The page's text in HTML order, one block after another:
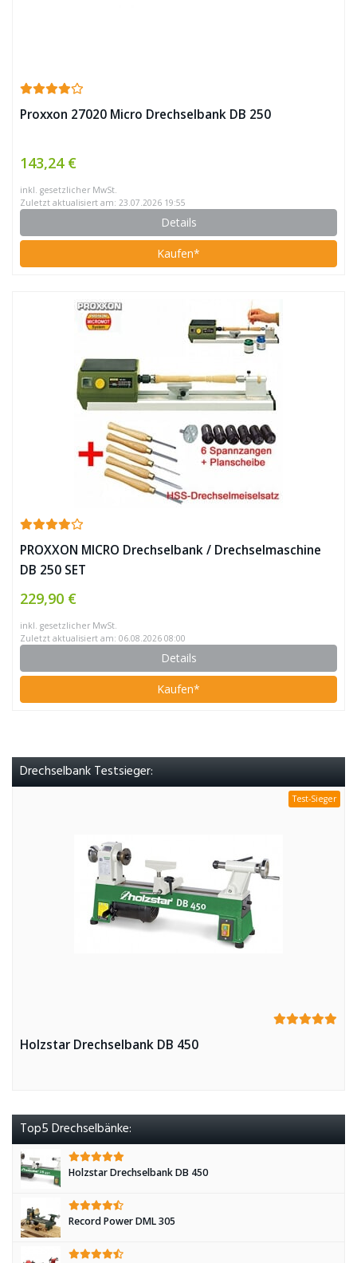
Proxxon 27020 Micro Drechselbank DB 250
143,24 €
inkl. gesetzlicher MwSt.
Zuletzt aktualisiert am: 23.07.2026 19:55
Details
Kaufen*
PROXXON MICRO Drechselbank / Drechselmaschine
DB 250 SET
229,90 €
inkl. gesetzlicher MwSt.
Zuletzt aktualisiert am: 06.08.2026 08:00
Details
Kaufen*
Drechselbank Testsieger:
Test-Sieger
Holzstar Drechselbank DB 450
Top5 Drechselbänke:
Holzstar Drechselbank DB 450
Record Power DML 305